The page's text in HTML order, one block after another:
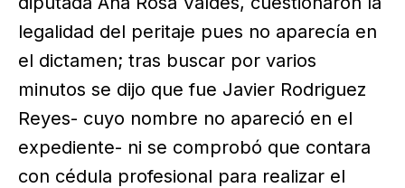
legalidad del peritaje pues no aparecía en
el dictamen; tras buscar por varios
minutos se dijo que fue Javier Rodriguez
Reyes- cuyo nombre no apareció en el
expediente- ni se comprobó que contara
con cédula profesional para realizar el